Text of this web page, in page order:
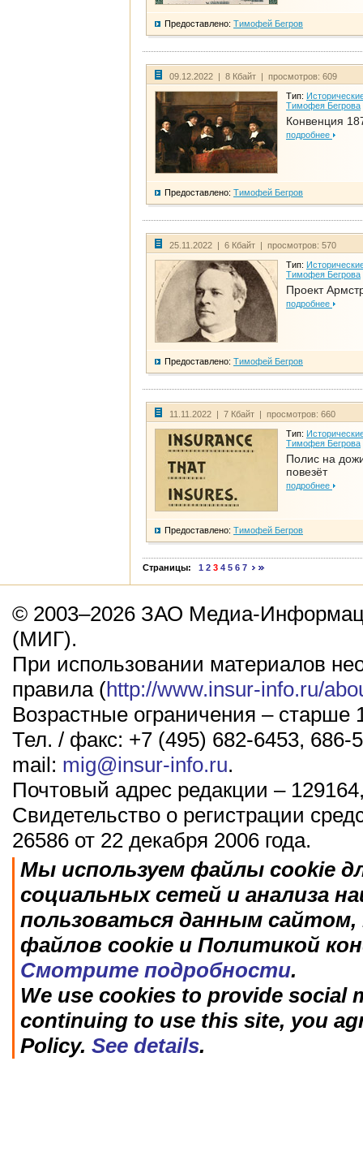
Предоставлено: Тимофей Бегров
09.12.2022 | 8 Кбайт | просмотров: 609
Тип:
Тимофея Бегрова
Конвенция
подробнее
Предоставлено: Тимофей Бегров
25.11.2022 | 6 Кбайт | просмотров: 570
Тип:
Тимофея Бегрова
Проект
подробнее
Предоставлено: Тимофей Бегров
11.11.2022 | 7 Кбайт | просмотров: 660
Тип:
Тимофея Бегрова
Полис на
повезёт
подробнее
Предоставлено: Тимофей Бегров
Страницы: 1 2 3 4 5 6 7
© 2003–2026 ЗАО Медиа-
(МИГ).
При использовании материалов
правила (http://www.insur-info.ru/
Возрастные ограничения – старше
Тел. / факс: +7 (495) 682-6453, 686-
mail: mig@insur-info.ru.
Почтовый адрес редакции –
Свидетельство о регистрации
26586 от 22 декабря 2006 года.
Мы используем файлы cookie
социальных сетей и анализа
пользоваться данным
файлов cookie и Политикой
Смотрите подробности.
We use cookies to provide social
continuing to use this site, you
Policy. See details.